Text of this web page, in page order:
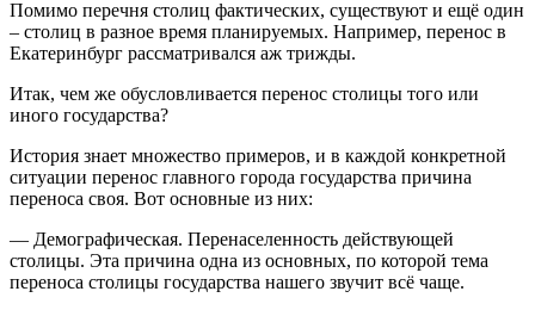
Помимо перечня столиц фактических, существуют и ещё один
– столиц в разное время планируемых. Например, перенос в
Екатеринбург рассматривался аж трижды.
Итак, чем же обусловливается перенос столицы того или
иного государства?
История знает множество примеров, и в каждой конкретной
ситуации перенос главного города государства причина
переноса своя. Вот основные из них:
— Демографическая. Перенаселенность действующей
столицы. Эта причина одна из основных, по которой тема
переноса столицы государства нашего звучит всё чаще.